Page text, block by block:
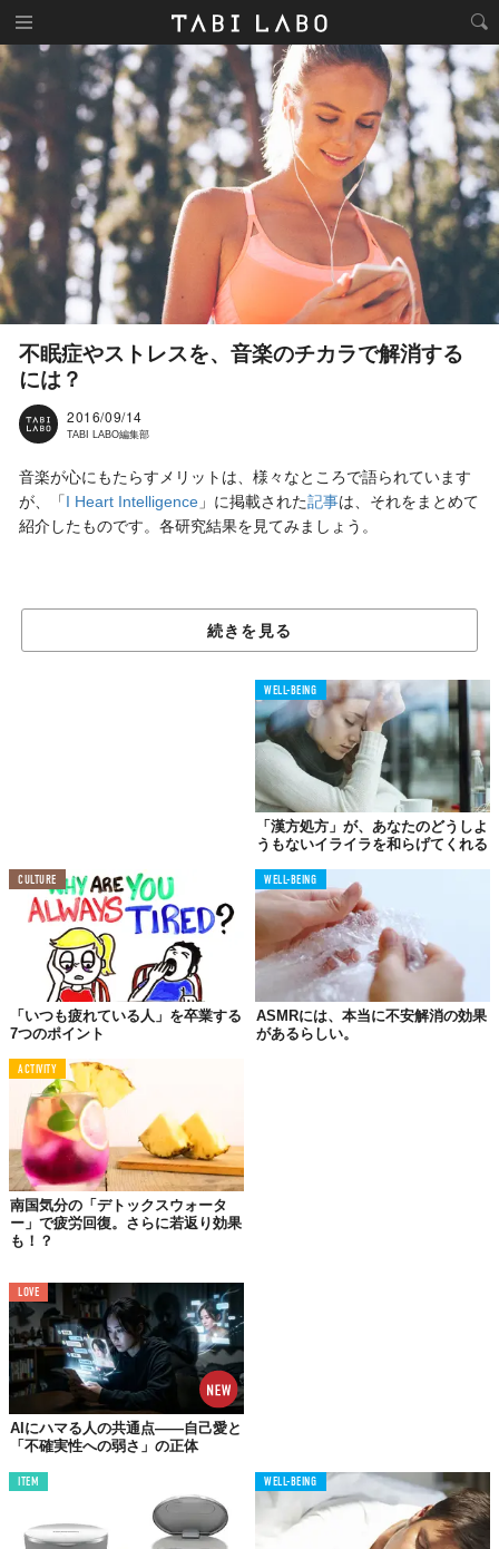
不眠症やストレスを、音楽のチカラで解消する
には？
2016/09/14
TABI LABO編集部
音楽が心にもたらすメリットは、様々なところで語られています
が、「I Heart Intelligence 」に掲載された記事は、それをまとめて
紹介したものです。各研究結果を見てみましょう。
01.
音楽を聴いて眠ろう
アメリカの国立生物工学情報センター「NCBI
」によれば、クラシ
ック音楽を聞きながら眠ることで、不眠症を解消する効果が確認
されたようです。睡眠薬なんて飲まなくても、音楽で快適な睡眠
を手に入れられるってこと！？
02.
いい意味で
ストレスに鈍感になれる
あんまり驚きの事実ではないかもしれませんが、ストレスを誘発
るなと感じる曲、それは科学的にも確かな効果と言えそうです
ね。ちなみに、
世界一リラックスできる曲
03.
自己認識能力を高める
NCBIに掲載されている
では、音楽が人々のムードを良くし、
感情を高ぶらせるとか。なかでも、自己認識能力の向上が顕著だ
ったとか。同時に社会認識に関してもレベルが向上するんだと
か。
続きを見る
WELL-BEING
「漢方処方」が、あなたのどうしよ
うもないイライラを和らげてくれる
CULTURE
「いつも疲れている人」を卒業する
7つのポイント
WELL-BEING
ASMRには、本当に不安解消の効果
があるらしい。
ACTIVITY
南国気分の「デトックスウォータ
ー」で疲労回復。さらに若返り効果
も！？
LOVE
AIにハマる人の共通点——自己愛と
「不確実性への弱さ」の正体
ITEM WELL-BEING